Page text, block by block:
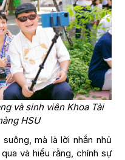
và sinh viên Khoa Tài
HSU
mà là lời nhắn nhủ
và hiểu rằng, chính sự